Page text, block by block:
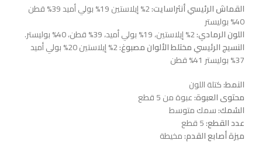
القماش الرئيسي أنثراسايت:
2% إيلاستين 19% بولي أميد 39% قطن
40% بوليستر
اللون الرمادي:
النسيج الرئيسي مختلط الألوان مصبوغ:
2% إيلاستين 20% بولي أميد
37% بوليستر 41% قطن
النمط:كتلة اللون
محتوى العبوة:عبوة من 5 قطع
السُمك:سمك متوسط
عدد القطع:
ميزة أصابع القدم:مخيطة